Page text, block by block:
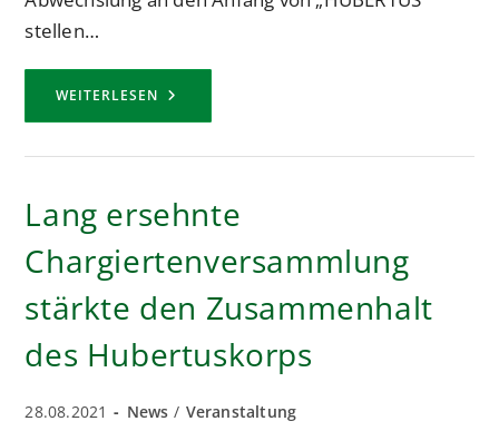
stellen…
WEITERLESEN VORWORT
HUBERTUS
AUGUST
HAUPTMANN
MARCEL
Lang ersehnte
Chargiertenversammlung
stärkte den Zusammenhalt
des Hubertuskorps
Beitrag
28.08.2021
Beitrags-
News / Veranstaltung